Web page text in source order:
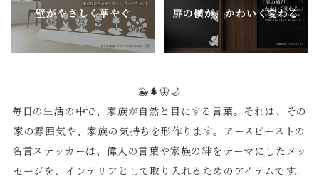
壁がやさしく華やぐ 扉の横が、かわいく変わる
🐳🌲🦋🌙
毎日の生活の中で、家族が自然と目にする言葉。それは、その
家の雰囲気や、家族の気持ちを形作ります。アースビーストの
名言ステッカーは、偉人の言葉や家族の絆をテーマにしたメッ
セージを、インテリアとして取り入れるためのアイテムです。